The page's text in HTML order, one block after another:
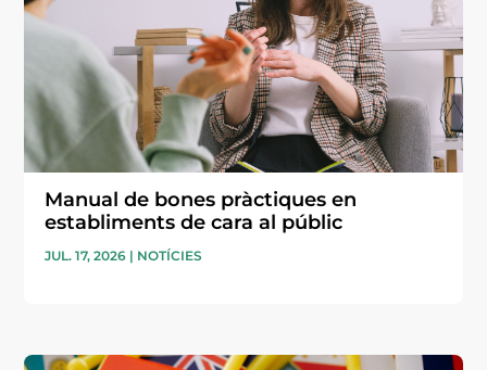
Manual de bones pràctiques en
establiments de cara al públic
JUL. 17, 2026 | NOTÍCIES